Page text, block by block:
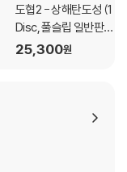
도협2 - 상해탄도성 (1
Disc, 풀슬립 일반판) :
블루레이
25,300원